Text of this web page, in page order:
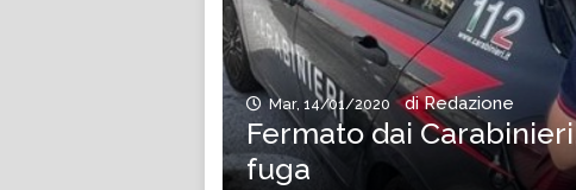
Mar, 14/01/2020 di Redazione
Fermato dai
fuga